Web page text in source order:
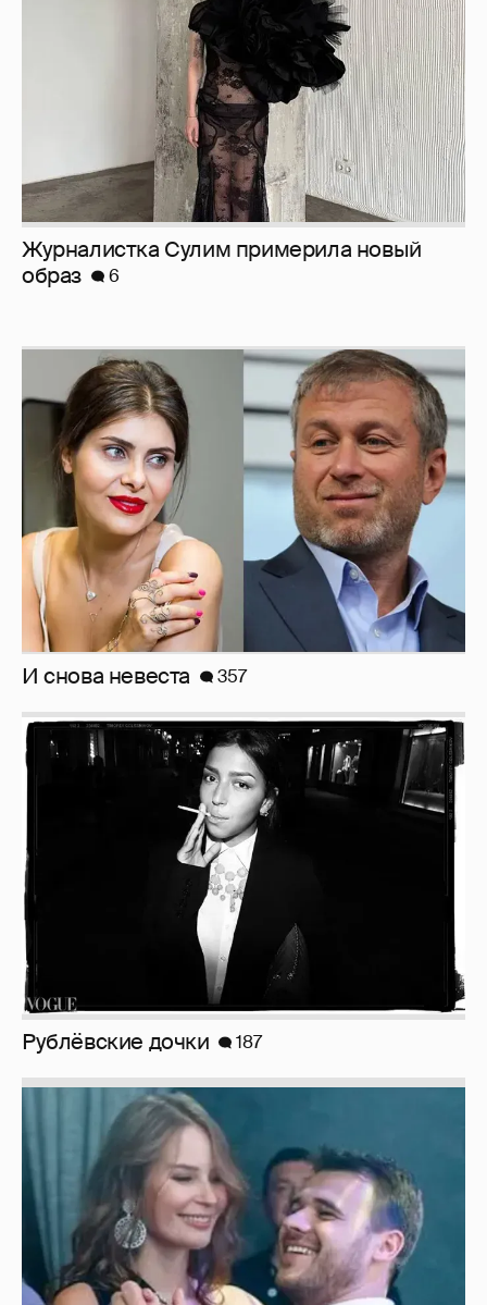
И снова невеста 357
Рублёвские дочки 187
Неужели правда?